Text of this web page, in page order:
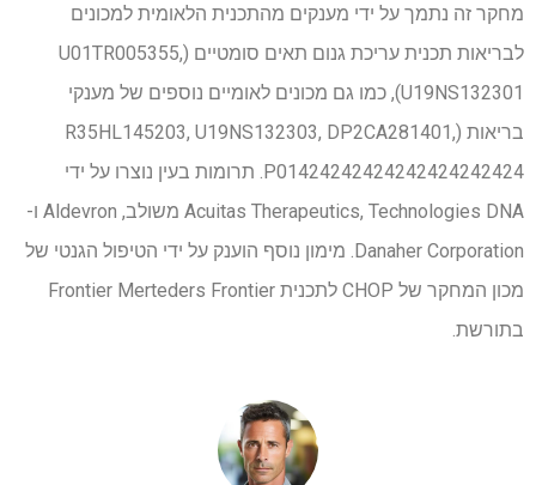
מחקר זה נתמך על ידי מענקים מהתכנית הלאומית למכונים
לבריאות תכנית עריכת גנום תאים סומטיים (U01TR005355,
U19NS132301), כמו גם מכונים לאומיים נוספים של מענקי
בריאות (R35HL145203, U19NS132303, DP2CA281401,
P01424242424242424242424. תרומות בעין נוצרו על ידי
Acuitas Therapeutics, Technologies DNA משולב, Aldevron ו-
Danaher Corporation. מימון נוסף הוענק על ידי הטיפול הגנטי של
מכון המחקר של CHOP לתכנית Frontier Merteders Frontier
בתורשת.